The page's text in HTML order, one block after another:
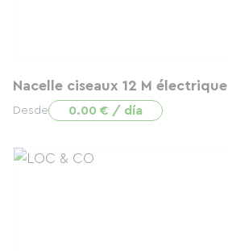
Nacelle ciseaux 12 M électrique
Desde 0.00 € / día